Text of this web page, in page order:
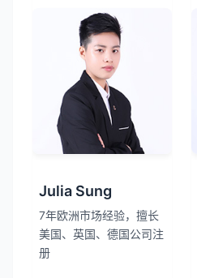
Julia Sung
7年欧洲市场经验，擅长
美国、英国、德国公司注
册